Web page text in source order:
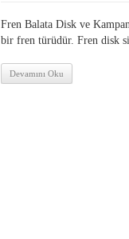
Fren Balata Disk ve
bir fren türüdür. Fren disk
Devamını Oku